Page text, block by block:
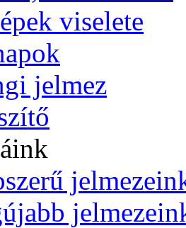
viselete
jelmez